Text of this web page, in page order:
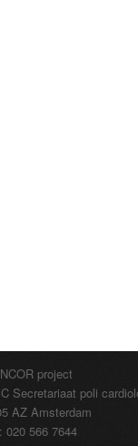
project
Secretariaat poli
AZ Amsterdam
020 566 7644